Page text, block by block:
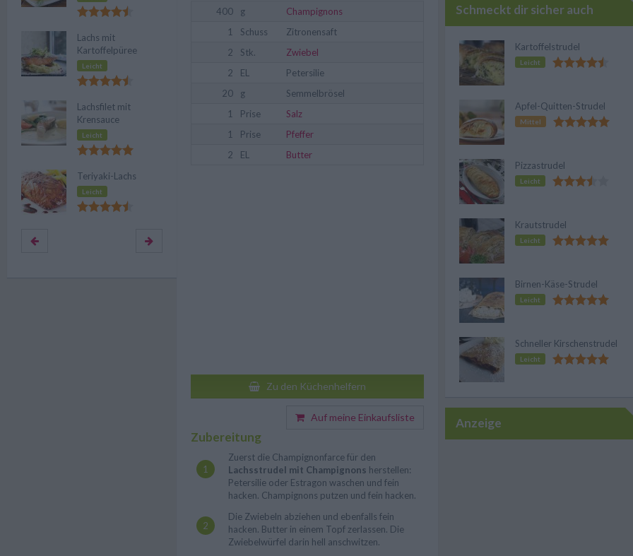
400 g
Champignons
1
Schuss
Zitronensaft
2
Stk.
Zwiebel
2
EL
Petersilie
20
g
Semmelbrösel
1
Prise
Salz
1
Prise
Pfeffer
2
EL Butter
Zu den Küchenhelfern
Auf meine Einkaufsliste
Zubereitung
Zuerst die Champignonfarce für den
Lachsstrudel mit Champignons herstellen:
Petersilie oder Estragon waschen und fein
hacken. Champignons putzen und fein hacken.
Die Zwiebeln abziehen und ebenfalls fein
hacken. Butter in einem Topf zerlassen. Die
Zwiebelwürfel darin hell anschwitzen.
Lachs mit
Kartoffelpüree
Leicht
Lachsfilet mit
Krensauce
Leicht
Teriyaki-Lachs
Leicht
Schmeckt dir sicher auch
Kartoffelstrudel
Leicht
Apfel-Quitten-Strudel
Mittel
Pizzastrudel
Leicht
Krautstrudel
Leicht
Birnen-Käse-Strudel
Leicht
Schneller Kirschenstrudel
Leicht
Anzeige